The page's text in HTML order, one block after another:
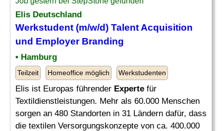
Elis Deutschland
Werkstudent (m/w/d) Talent Acquisition
und Employer Branding
• Hamburg
Teilzeit Homeoffice möglich Werkstudenten
Elis ist Europas führender Experte für
Textildienstleistungen. Mehr als 60.000 Menschen
sorgen an 480 Standorten in 31 Ländern dafür, dass
die textilen Versorgungskonzepte von ca. 400.000